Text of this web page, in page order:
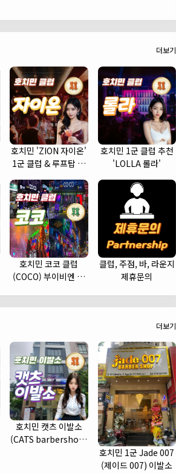
더보기
호치민 'ZION 자이온'
1군 클럽 & 루프탑 스
호치민 1군 클럽 추천
'LOLLA 롤라'
호치민 코코 클럽
(COCO) 부이비엔 여
클럽, 주점, 바, 라운지
제휴문의
더보기
호치민 캣츠 이발소
(CATS barbershop)
호치민 1군 Jade 007
(제이드 007) 이발소